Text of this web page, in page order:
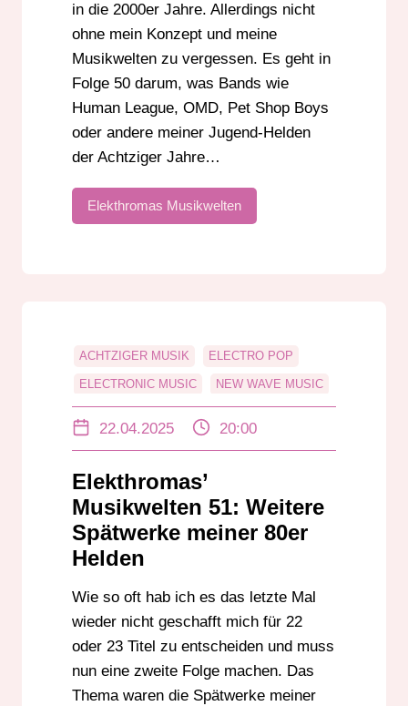
in die 2000er Jahre. Allerdings nicht
ohne mein Konzept und meine
Musikwelten zu vergessen. Es geht in
Folge 50 darum, was Bands wie
Human League, OMD, Pet Shop Boys
oder andere meiner Jugend-Helden
der Achtziger Jahre…
Elekthromas Musikwelten
ACHTZIGER MUSIK ELECTRO POP
ELECTRONIC MUSIC NEW WAVE MUSIC
22.04.2025 20:00
Elekthromas’
Musikwelten 51: Weitere
Spätwerke meiner 80er
Helden
Wie so oft hab ich es das letzte Mal
wieder nicht geschafft mich für 22
oder 23 Titel zu entscheiden und muss
nun eine zweite Folge machen. Das
Thema waren die Spätwerke meiner